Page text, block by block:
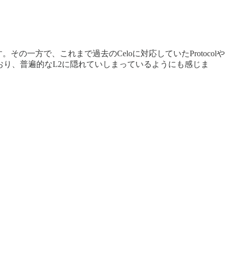
その一方で、これまで過去のCeloに対応していたProtocolや
、普遍的なL2に隠れていしまっているようにも感じま